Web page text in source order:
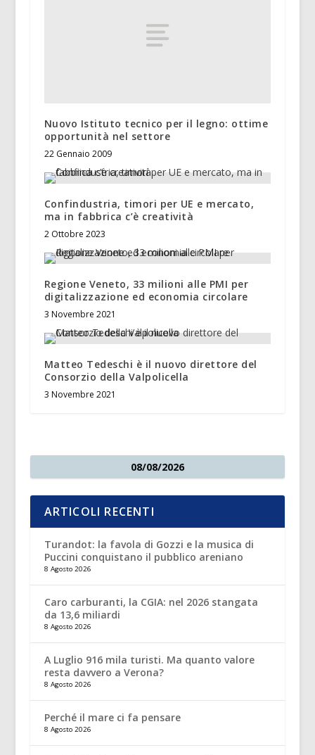
Nuovo Istituto tecnico per il legno: ottime
opportunità nel settore
22 Gennaio 2009
Confindustria, timori per UE e mercato,
ma in fabbrica c’è creatività
2 Ottobre 2023
Regione Veneto, 33 milioni alle PMI per
digitalizzazione ed economia circolare
3 Novembre 2021
Matteo Tedeschi è il nuovo direttore del
Consorzio della Valpolicella
3 Novembre 2021
08/08/2026
ARTICOLI RECENTI
Turandot: la favola di Gozzi e la musica di
Puccini conquistano il pubblico areniano
8 Agosto 2026
Caro carburanti, la CGIA: nel 2026 stangata
da 13,6 miliardi
8 Agosto 2026
A Luglio 916 mila turisti. Ma quanto valore
resta davvero a Verona?
8 Agosto 2026
Perché il mare ci fa pensare
8 Agosto 2026